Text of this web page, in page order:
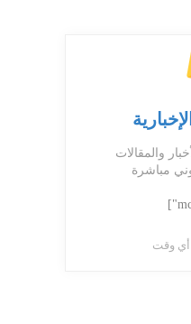
والمقالات
مباشرة
أي وقت